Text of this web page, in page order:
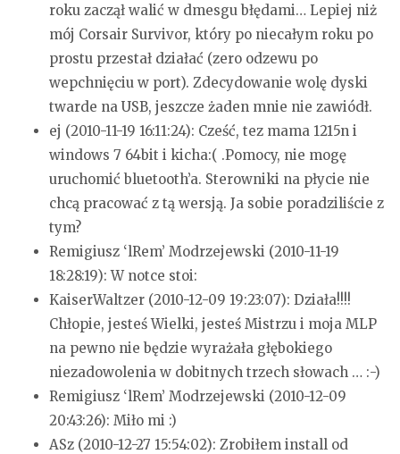
roku zaczął walić w dmesgu błędami… Lepiej niż
mój Corsair Survivor, który po niecałym roku po
prostu przestał działać (zero odzewu po
wepchnięciu w port). Zdecydowanie wolę dyski
twarde na USB, jeszcze żaden mnie nie zawiódł.
ej (2010-11-19 16:11:24): Cześć, tez mama 1215n i
windows 7 64bit i kicha:( .Pomocy, nie mogę
uruchomić bluetooth’a. Sterowniki na płycie nie
chcą pracować z tą wersją. Ja sobie poradziliście z
tym?
Remigiusz ‘lRem’ Modrzejewski (2010-11-19
18:28:19):W notce stoi:
KaiserWaltzer (2010-12-09 19:23:07): Działa!!!!
Chłopie, jesteś Wielki, jesteś Mistrzu i moja MLP
na pewno nie będzie wyrażała głębokiego
niezadowolenia w dobitnych trzech słowach … :-)
Remigiusz ‘lRem’ Modrzejewski (2010-12-09
20:43:26): Miło mi :)
ASz (2010-12-27 15:54:02): Zrobiłem install od